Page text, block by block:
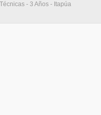
- 3 Años - Itapúa